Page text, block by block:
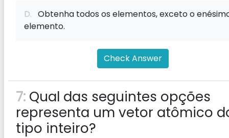
D. Obtenha todos os elementos, exceto o
elemento.
Check Answer
7: Qual das seguintes opções
representa um vetor atômico
tipo inteiro?